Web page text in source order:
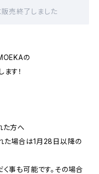
売終了しました
の
す！
た方へ
た場合は1月28日以降の
事も可能です。その場合